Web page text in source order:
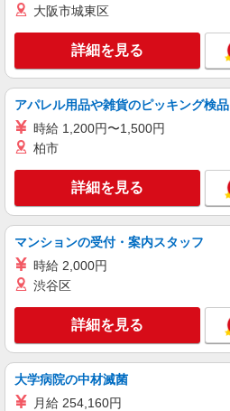
大阪市城東区
詳細を見る
アパレル用品や雑貨のピッキング検品
時給 1,200円〜1,500円
柏市
詳細を見る
マンションの受付・案内スタッフ
時給 2,000円
渋谷区
詳細を見る
大学病院の中材滅菌
月給 254,160円